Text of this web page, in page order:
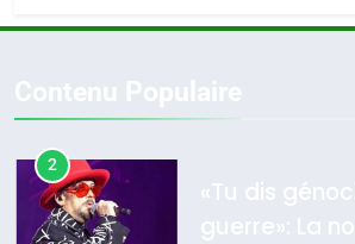
FIÈRE, DIGNE
7
Oeil
2